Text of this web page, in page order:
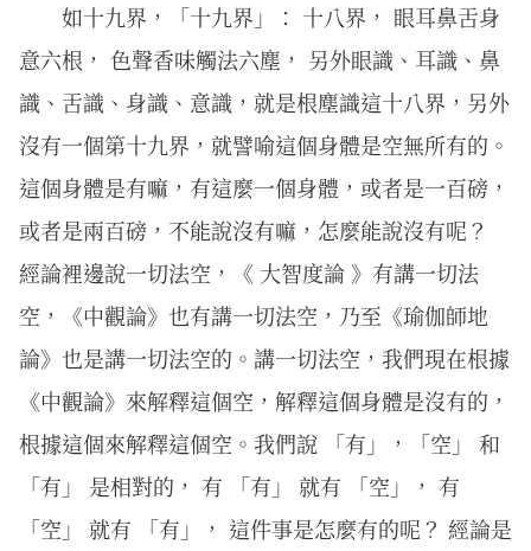
如十九界，「十九界」： 十八界， 眼耳鼻舌身
意六根， 色聲香味觸法六塵， 另外眼識、耳識、鼻
識、舌識、身識、意識，就是根塵識這十八界，另外
沒有一個第十九界，就譬喻這個身體是空無所有的。
這個身體是有嘛，有這麼一個身體，或者是一百磅，
或者是兩百磅，不能說沒有嘛，怎麼能說沒有呢？
經論裡邊說一切法空，《 大智度論 》有講一切法
空，《中觀論》也有講一切法空，乃至《瑜伽師地
論》也是講一切法空的。講一切法空，我們現在根據
《中觀論》來解釋這個空，解釋這個身體是沒有的，
根據這個來解釋這個空。我們說 「有」，「空」 和
「有」 是相對的， 有 「有」 就有 「空」， 有
「空」 就有 「有」， 這件事是怎麼有的呢？ 經論是